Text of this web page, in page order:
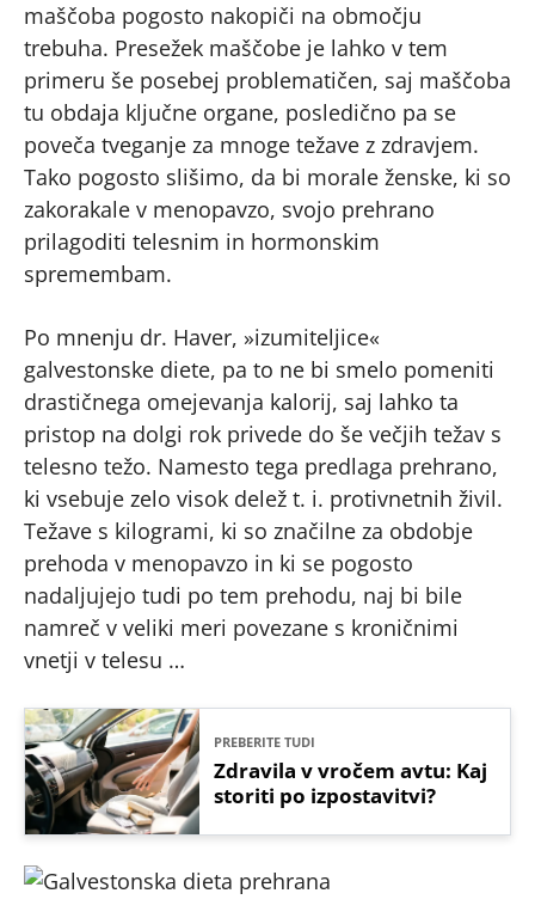
maščoba pogosto nakopiči na območju
trebuha. Presežek maščobe je lahko v tem
primeru še posebej problematičen, saj maščoba
tu obdaja ključne organe, posledično pa se
poveča tveganje za mnoge težave z zdravjem.
Tako pogosto slišimo, da bi morale ženske, ki so
zakorakale v menopavzo, svojo prehrano
prilagoditi telesnim in hormonskim
spremembam.
Po mnenju dr. Haver, »izumiteljice«
galvestonske diete, pa to ne bi smelo pomeniti
drastičnega omejevanja kalorij, saj lahko ta
pristop na dolgi rok privede do še večjih težav s
telesno težo. Namesto tega predlaga prehrano,
ki vsebuje zelo visok delež t. i. protivnetnih živil.
Težave s kilogrami, ki so značilne za obdobje
prehoda v menopavzo in ki se pogosto
nadaljujejo tudi po tem prehodu, naj bi bile
namreč v veliki meri povezane s kroničnimi
vnetji v telesu …
PREBERITE TUDI
Zdravila v vročem avtu: Kaj
storiti po izpostavitvi?